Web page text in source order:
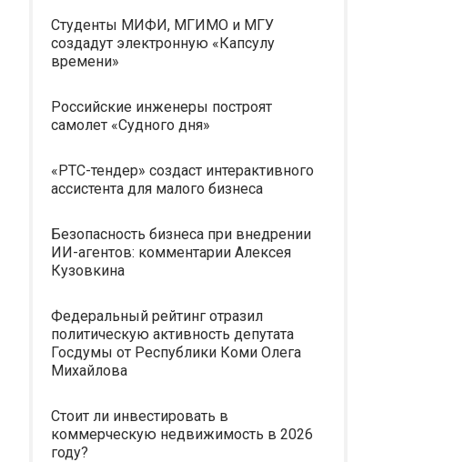
Студенты МИФИ, МГИМО и МГУ
создадут электронную «Капсулу
времени»
Российские инженеры построят
самолет «Судного дня»
«РТС-тендер» создаст интерактивного
ассистента для малого бизнеса
Безопасность бизнеса при внедрении
ИИ-агентов: комментарии Алексея
Кузовкина
Федеральный рейтинг отразил
политическую активность депутата
Госдумы от Республики Коми Олега
Михайлова
Стоит ли инвестировать в
коммерческую недвижимость в 2026
году?